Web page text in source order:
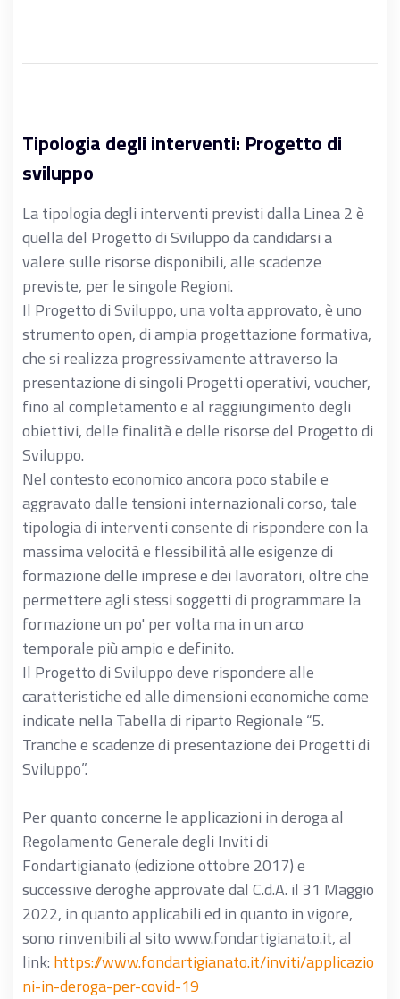
Tipologia degli interventi: Progetto di
sviluppo
La tipologia degli interventi previsti dalla Linea 2 è
quella del Progetto di Sviluppo da candidarsi a
valere sulle risorse disponibili, alle scadenze
previste, per le singole Regioni.
Il Progetto di Sviluppo, una volta approvato, è uno
strumento open, di ampia progettazione formativa,
che si realizza progressivamente attraverso la
presentazione di singoli Progetti operativi, voucher,
fino al completamento e al raggiungimento degli
obiettivi, delle finalità e delle risorse del Progetto di
Sviluppo.
Nel contesto economico ancora poco stabile e
aggravato dalle tensioni internazionali corso, tale
tipologia di interventi consente di rispondere con la
massima velocità e flessibilità alle esigenze di
formazione delle imprese e dei lavoratori, oltre che
permettere agli stessi soggetti di programmare la
formazione un po' per volta ma in un arco
temporale più ampio e definito.
Il Progetto di Sviluppo deve rispondere alle
caratteristiche ed alle dimensioni economiche come
indicate nella Tabella di riparto Regionale “5.
Tranche e scadenze di presentazione dei Progetti di
Sviluppo”.
Per quanto concerne le applicazioni in deroga al
Regolamento Generale degli Inviti di
Fondartigianato (edizione ottobre 2017) e
successive deroghe approvate dal C.d.A. il 31 Maggio
2022, in quanto applicabili ed in quanto in vigore,
sono rinvenibili al sito www.fondartigianato.it, al
link: https://www.fondartigianato.it/inviti/applicazio
ni-in-deroga-per-covid-19